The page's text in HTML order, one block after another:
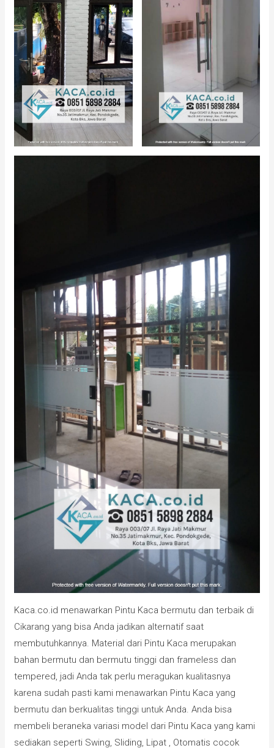
Kaca.co.id menawarkan Pintu Kaca bermutu dan terbaik di
Cikarang yang bisa Anda jadikan alternatif saat
membutuhkannya. Material dari Pintu Kaca merupakan
bahan bermutu dan bermutu tinggi dan frameless dan
tempered, jadi Anda tak perlu meragukan kualitasnya
karena sudah pasti kami menawarkan Pintu Kaca yang
bermutu dan berkualitas tinggi untuk Anda. Anda bisa
membeli beraneka variasi model dari Pintu Kaca yang kami
sediakan seperti Swing, Sliding, Lipat , Otomatis cocok